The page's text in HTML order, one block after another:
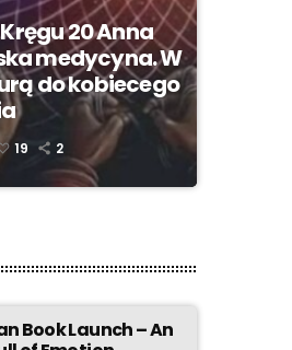
20 Anna
medycyna. W
do kobiecego
19 2
Book Launch – An